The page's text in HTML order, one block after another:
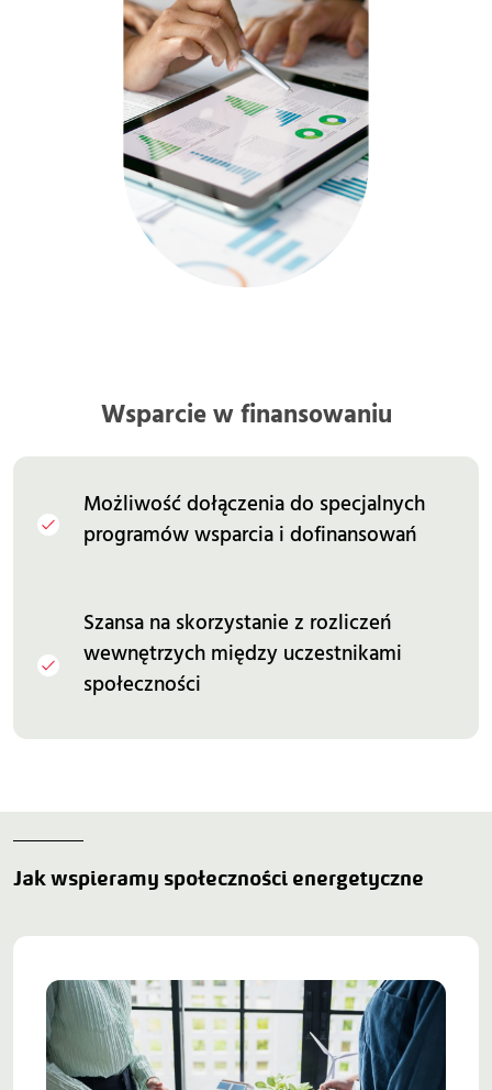
Wsparcie w finansowaniu
Możliwość dołączenia do specjalnych
programów wsparcia i dofinansowań
Szansa na skorzystanie z rozliczeń
wewnętrzych między uczestnikami
społeczności
Jak wspieramy społeczności energetyczne